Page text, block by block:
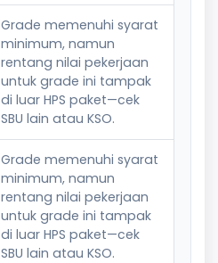
Grade memenuhi syarat
minimum, namun
rentang nilai pekerjaan
untuk grade ini tampak
di luar HPS paket—cek
SBU lain atau KSO.
Grade memenuhi syarat
minimum, namun
rentang nilai pekerjaan
untuk grade ini tampak
di luar HPS paket—cek
SBU lain atau KSO.